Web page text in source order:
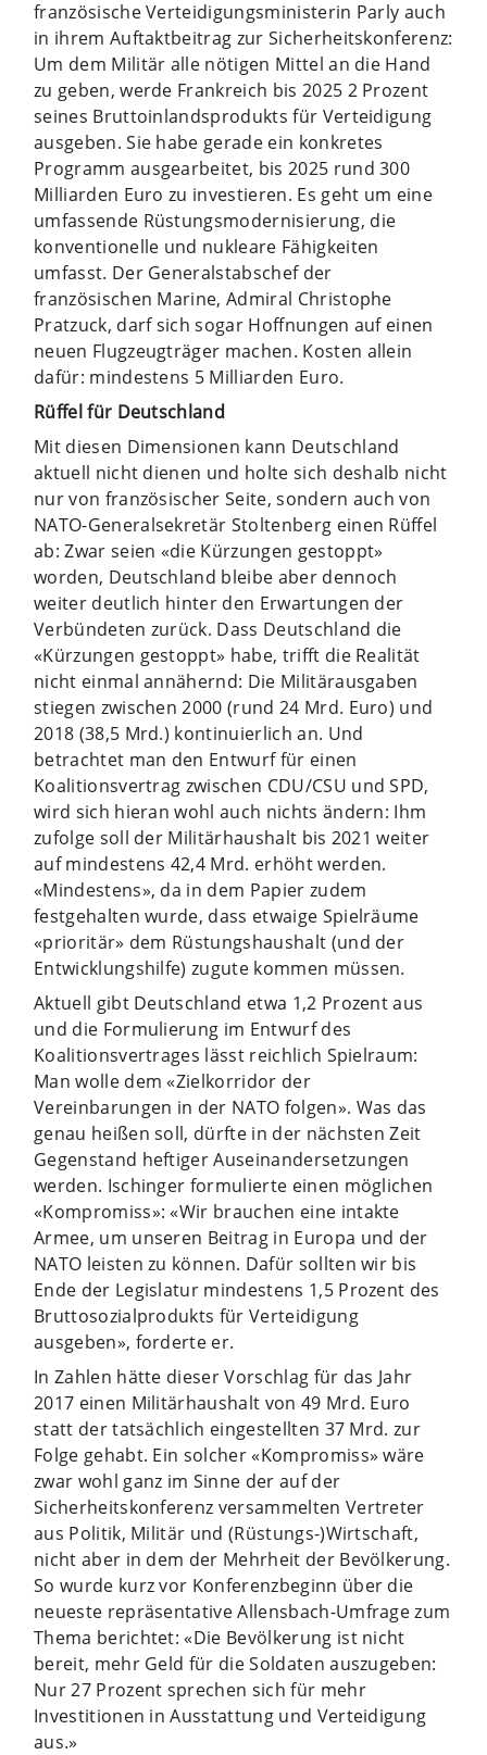
französische Verteidigungsministerin Parly auch
in ihrem Auftaktbeitrag zur Sicherheitskonferenz:
Um dem Militär alle nötigen Mittel an die Hand
zu geben, werde Frankreich bis 2025 2 Prozent
seines Bruttoinlandsprodukts für Verteidigung
ausgeben. Sie habe gerade ein konkretes
Programm ausgearbeitet, bis 2025 rund 300
Milliarden Euro zu investieren. Es geht um eine
umfassende Rüstungsmodernisierung, die
konventionelle und nukleare Fähigkeiten
umfasst. Der Generalstabschef der
französischen Marine, Admiral Christophe
Pratzuck, darf sich sogar Hoffnungen auf einen
neuen Flugzeugträger machen. Kosten allein
dafür: mindestens 5 Milliarden Euro.
Rüffel für Deutschland
Mit diesen Dimensionen kann Deutschland
aktuell nicht dienen und holte sich deshalb nicht
nur von französischer Seite, sondern auch von
NATO-Generalsekretär Stoltenberg einen Rüffel
ab: Zwar seien «die Kürzungen gestoppt»
worden, Deutschland bleibe aber dennoch
weiter deutlich hinter den Erwartungen der
Verbündeten zurück. Dass Deutschland die
«Kürzungen gestoppt» habe, trifft die Realität
nicht einmal annähernd: Die Militärausgaben
stiegen zwischen 2000 (rund 24 Mrd. Euro) und
2018 (38,5 Mrd.) kontinuierlich an. Und
betrachtet man den Entwurf für einen
Koalitionsvertrag zwischen CDU/CSU und SPD,
wird sich hieran wohl auch nichts ändern: Ihm
zufolge soll der Militärhaushalt bis 2021 weiter
auf mindestens 42,4 Mrd. erhöht werden.
«Mindestens», da in dem Papier zudem
festgehalten wurde, dass etwaige Spielräume
«prioritär» dem Rüstungshaushalt (und der
Entwicklungshilfe) zugute kommen müssen.
Aktuell gibt Deutschland etwa 1,2 Prozent aus
und die Formulierung im Entwurf des
Koalitionsvertrages lässt reichlich Spielraum:
Man wolle dem «Zielkorridor der
Vereinbarungen in der NATO folgen». Was das
genau heißen soll, dürfte in der nächsten Zeit
Gegenstand heftiger Auseinandersetzungen
werden. Ischinger formulierte einen möglichen
«Kompromiss»: «Wir brauchen eine intakte
Armee, um unseren Beitrag in Europa und der
NATO leisten zu können. Dafür sollten wir bis
Ende der Legislatur mindestens 1,5 Prozent des
Bruttosozialprodukts für Verteidigung
ausgeben», forderte er.
In Zahlen hätte dieser Vorschlag für das Jahr
2017 einen Militärhaushalt von 49 Mrd. Euro
statt der tatsächlich eingestellten 37 Mrd. zur
Folge gehabt. Ein solcher «Kompromiss» wäre
zwar wohl ganz im Sinne der auf der
Sicherheitskonferenz versammelten Vertreter
aus Politik, Militär und (Rüstungs-)Wirtschaft,
nicht aber in dem der Mehrheit der Bevölkerung.
So wurde kurz vor Konferenzbeginn über die
neueste repräsentative Allensbach-Umfrage zum
Thema berichtet: «Die Bevölkerung ist nicht
bereit, mehr Geld für die Soldaten auszugeben:
Nur 27 Prozent sprechen sich für mehr
Investitionen in Ausstattung und Verteidigung
aus.»